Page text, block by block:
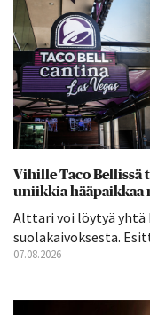
Vihille Taco Bellissä
uniikkia hääpaikkaa
Alttari voi löytyä
suolakaivoksesta.
07.08.2026